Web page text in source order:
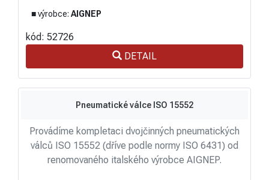
■ výrobce:AIGNEP
kód: 52726
DETAIL
Pneumatické válce ISO 15552
Provádíme kompletaci dvojčinných pneumatických
válců ISO 15552 (dříve podle normy ISO 6431) od
renomovaného italského výrobce AIGNEP.